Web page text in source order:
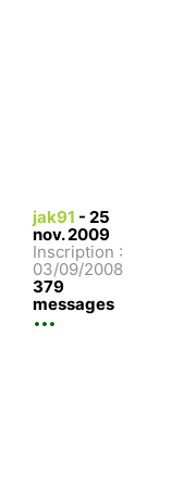
jak91 - 25
nov. 2009
Inscription :
03/09/2008
379
messages